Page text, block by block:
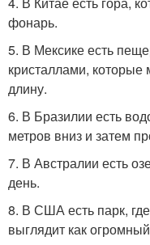
фонарь.
5. В Мексике есть
кристаллами, которые
длину.
6. В Бразилии есть
метров вниз и затем
7. В Австралии есть
день.
8. В США есть парк,
выглядит как